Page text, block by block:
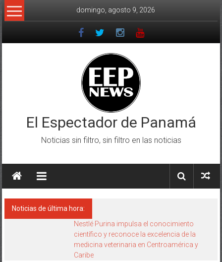
Saltar
al
domingo, agosto 9, 2026
El Espectador de Panamá
Noticias sin filtro, sin filtro en las noticias
Noticias de última hora:
Nestlé Purina impulsa el conocimiento
científico y reconoce la excelencia de la
medicina veterinaria en Centroamérica y
Caribe